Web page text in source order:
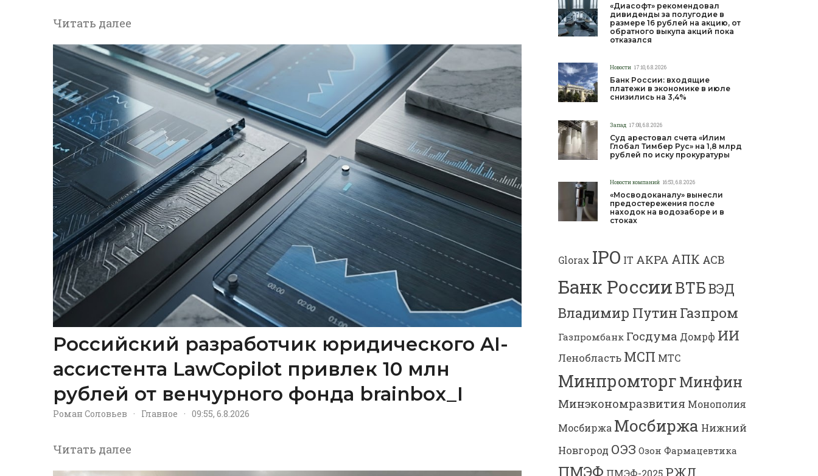
Читать далее
Российский разработчик юридического AI-
ассистента LawCopilot привлек 10 млн
рублей от венчурного фонда brainbox_I
Роман Соловьев · Главное · 09:55, 6.8.2026
Читать далее
«Диасофт» рекомендовал
дивиденды за полугодие в
размере 16 рублей на акцию, от
обратного выкупа акций пока
отказался
Новости 17:10, 6.8.2026
Банк России: входящие
платежи в экономике в июле
снизились на 3,4%
Запад 17:08, 6.8.2026
Суд арестовал счета «Илим
Глобал Тимбер Рус» на 1,8 млрд
рублей по иску прокуратуры
Новости компаний 16:53, 6.8.2026
«Мосводоканалу» вынесли
предостережения после
находок на водозаборе и в
стоках
Glorax IPO IT АКРА АПК АСВ
Банк РоссииВТБВЭД
Владимир Путин Газпром
Газпромбанк Госдума Домрф ИИ
Ленобласть МСП МТС
МинпромторгМинфин
Минэкономразвития Монополия
Мосбиржа Мосбиржа Нижний
Новгород ОЭЗ Озон Фармацевтика
ПМЭФ ПМЭФ-2025 РЖД